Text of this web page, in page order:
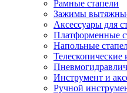
Рамные стапели
Зажимы
Аксессуары для
Платформенные
Напольные
Инструмент и
Ручной